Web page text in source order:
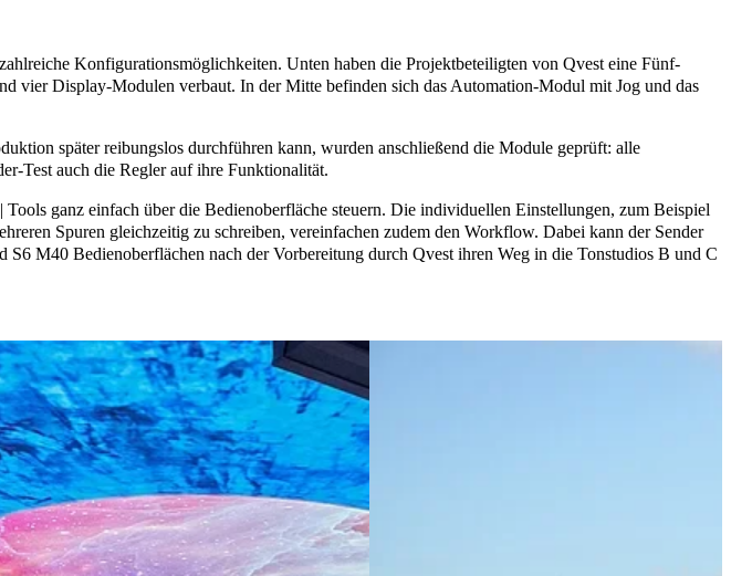
Konfigurationsmöglichkeiten. Unten haben die Projektbeteiligten von Qvest eine Fünf-
vier Display-Modulen verbaut. In der Mitte befinden sich das Automation-Modul mit Jog und das
später reibungslos durchführen kann, wurden anschließend die Module geprüft: alle
Test auch die Regler auf ihre Funktionalität.
ganz einfach über die Bedienoberfläche steuern. Die individuellen Einstellungen, zum Beispiel
Spuren gleichzeitig zu schreiben, vereinfachen zudem den Workflow. Dabei kann der Sender
M40 Bedienoberflächen nach der Vorbereitung durch Qvest ihren Weg in die Tonstudios B und C
Immersives
Entertainment
Case Study
Medien &
Entertainment
Calling